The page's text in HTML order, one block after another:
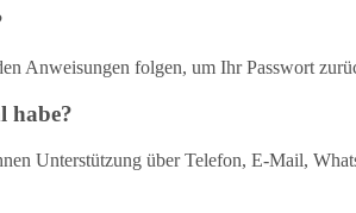
Anweisungen folgen, um Ihr Passwort
habe?
Unterstützung über Telefon, E-Mail,